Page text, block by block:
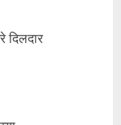
दिलदार